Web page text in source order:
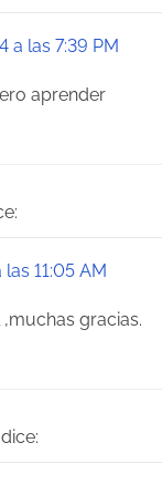
a las 7:39 PM
aprender
11:05 AM
gracias.
dice: